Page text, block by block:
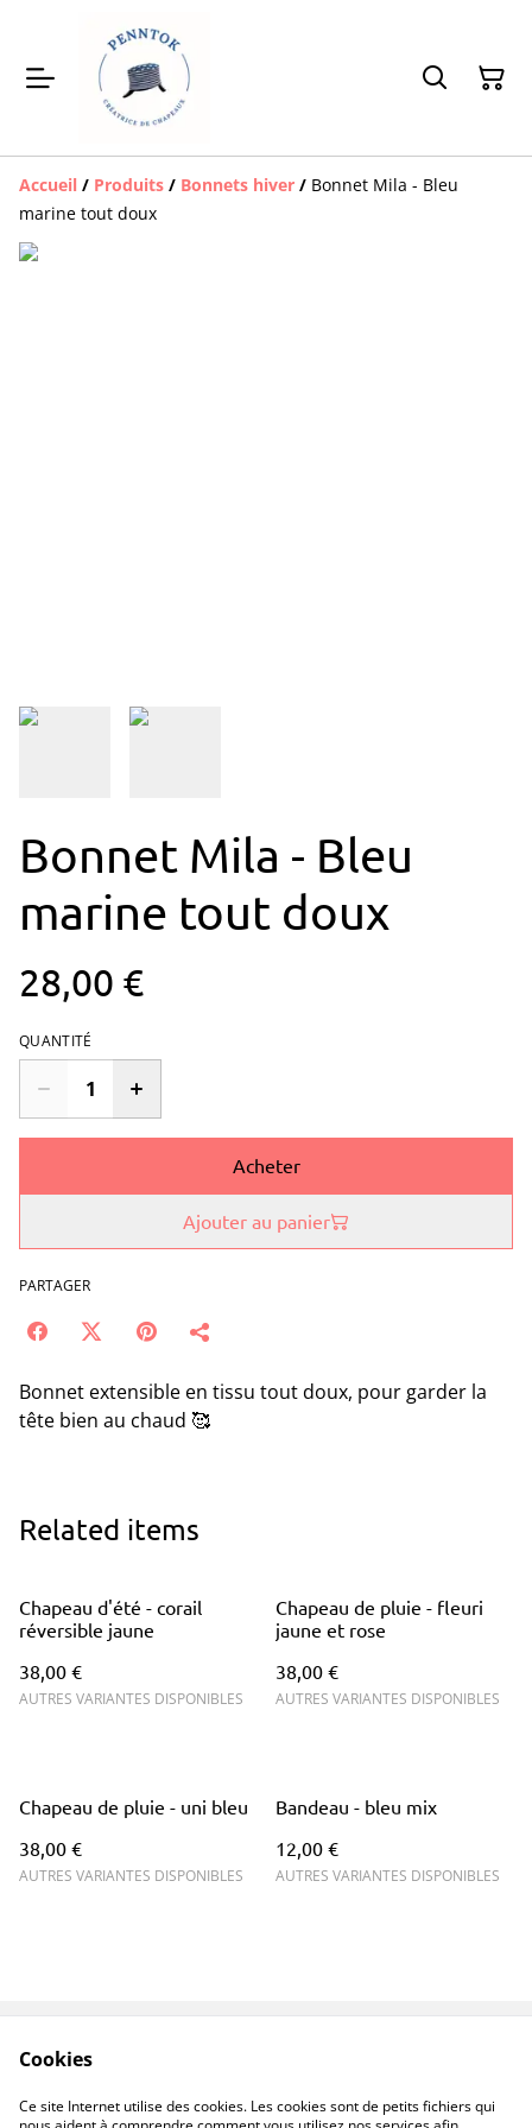
Accueil / Produits / Bonnets hiver / Bonnet Mila - Bleu
marine tout doux
Bonnet Mila - Bleu
marine tout doux
28,00 €
QUANTITÉ
Acheter
Ajouter au panier
PARTAGER
Bonnet extensible en tissu tout doux, pour garder la
tête bien au chaud 🥰
Related items
Chapeau d'été - corail
réversible jaune
38,00 €
AUTRES VARIANTES DISPONIBLES
Chapeau de pluie - fleuri
jaune et rose
38,00 €
AUTRES VARIANTES DISPONIBLES
Chapeau de pluie - uni bleu
38,00 €
AUTRES VARIANTES DISPONIBLES
Bandeau - bleu mix
12,00 €
AUTRES VARIANTES DISPONIBLES
confidentialité
Cookies
Ce site Internet utilise des cookies. Les cookies sont de petits fichiers qui